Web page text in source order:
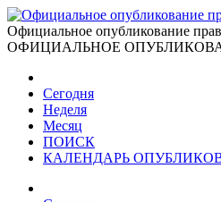
Официальное опубликование
ОФИЦИАЛЬНОЕ
Сегодня
Неделя
Месяц
ПОИСК
КАЛЕНДАРЬ